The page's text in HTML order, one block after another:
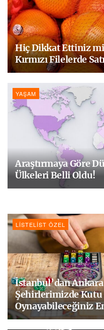
Hiç Dikkat Ettiniz
Kırmızı Filelerde
YAŞAM
Araştırmaya Göre
Ülkeleri Belli Oldu!
LISTELIST ÖZEL
İstanbul’dan
Şehirlerimizde Kutu
Oynayabileceğiniz